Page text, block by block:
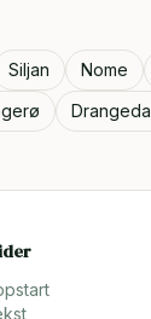
Siljan Nome